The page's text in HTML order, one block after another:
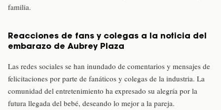
familia.
Reacciones de fans y colegas a la noticia del
embarazo de Aubrey Plaza
Las redes sociales se han inundado de comentarios y mensajes de
felicitaciones por parte de fanáticos y colegas de la industria. La
comunidad del entretenimiento ha expresado su alegría por la
futura llegada del bebé, deseando lo mejor a la pareja.